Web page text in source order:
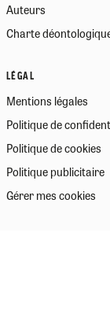
Auteurs
Charte
LÉGAL
Mentions légales
Politique de
Politique de cookies
Politique publicitaire
Gérer mes cookies